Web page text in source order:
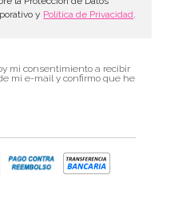
y Política de Privacidad.
mi consentimiento a recibir
mi e-mail y confirmo que he